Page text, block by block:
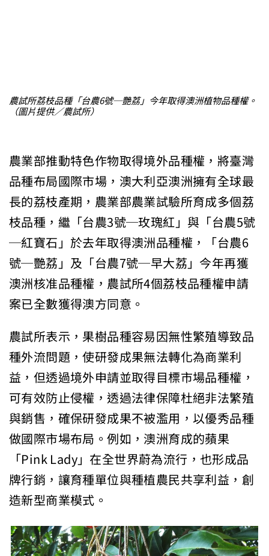
農試所荔枝品種「台農6號─艷荔」今年取得澳洲植物品種權。
（圖片提供／農試所）
農業部推動特色作物取得境外品種權，將臺灣
品種布局國際市場，澳大利亞澳洲擁有全球最
長的荔枝產期，農業部農業試驗所育成多個荔
枝品種，繼「台農3號─玫瑰紅」與「台農5號
─紅寶石」於去年取得澳洲品種權，「台農6
號─艷荔」及「台農7號─早大荔」今年再獲
澳洲核准品種權，農試所4個荔枝品種權申請
案已全數獲得澳方同意。
農試所表示，果樹品種容易因無性繁殖導致品
種外流問題，使研發成果無法轉化為商業利
益，但透過境外申請並取得目標市場品種權，
可有效防止侵權，透過法律保障杜絕非法繁殖
與銷售，確保研發成果不被濫用，以優秀品種
做國際市場布局。例如，澳洲育成的蘋果
「Pink Lady」在全世界蔚為流行，也形成品
牌行銷，讓育種單位與種植農民共享利益，創
造新型商業模式。